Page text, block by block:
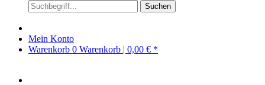
Suchen
Mein Konto
Warenkorb 0 Warenkorb | 0,00 € *